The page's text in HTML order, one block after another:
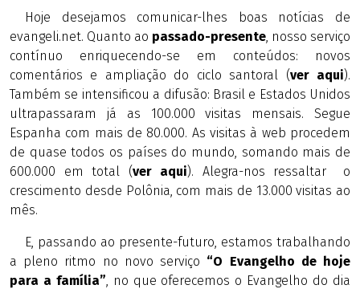
Hoje desejamos comunicar-lhes boas notícias de
evangeli.net. Quanto ao passado-presente, nosso serviço
contínuo enriquecendo-se em conteúdos: novos
comentários e ampliação do ciclo santoral (ver aqui).
Também se intensificou a difusão: Brasil e Estados Unidos
ultrapassaram já as 100.000 visitas mensais. Segue
Espanha com mais de 80.000. As visitas à web procedem
de quase todos os países do mundo, somando mais de
600.000 em total (ver aqui). Alegra-nos ressaltar o
crescimento desde Polônia, com mais de 13.000 visitas ao
mês.
E, passando ao presente-futuro, estamos trabalhando
a pleno ritmo no novo serviço “O Evangelho de hoje
para a família”, no que oferecemos o Evangelho do dia